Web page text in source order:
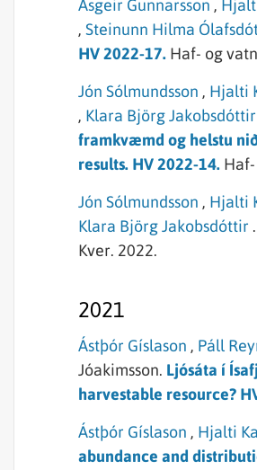
Ásgeir Gunnarsson ,
, Steinunn Hilma
HV 2022-17. Haf- og
Jón Sólmundsson , Hjalti
, Klara Björg Jakobsdóttir
framkvæmd og helstu
results. HV 2022-14.
Jón Sólmundsson , Hjalti
Klara Björg Jakobsdóttir .
Kver. 2022.
2021
Ástþór Gíslason , Páll
Jóakimsson. Ljósáta í
harvestable resource?
Ástþór Gíslason , Hjalti
abundance and